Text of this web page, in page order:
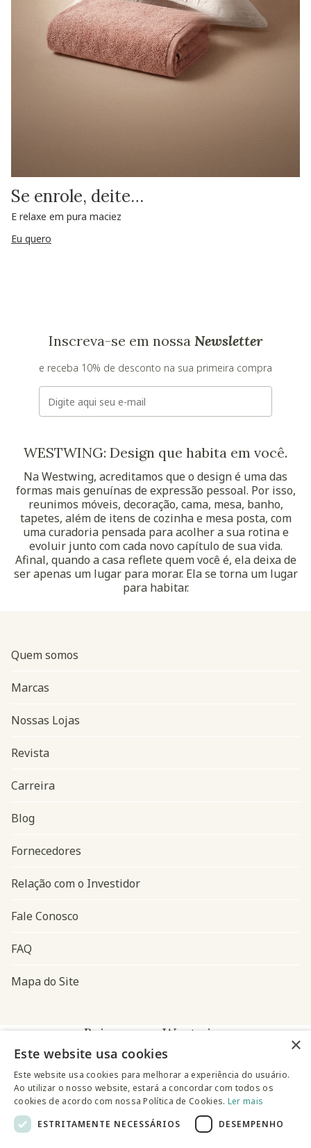
Se enrole, deite…
E relaxe em pura maciez
Eu quero
Inscreva-se em nossa Newsletter
e receba 10% de desconto na sua primeira compra
E-mail
WESTWING: Design que habita em você.
Na Westwing, acreditamos que o design é uma das
formas mais genuínas de expressão pessoal. Por isso,
reunimos móveis, decoração, cama, mesa, banho,
tapetes, além de itens de cozinha e mesa posta, com
uma curadoria pensada para acolher a sua rotina e
evoluir junto com cada novo capítulo de sua vida.
Afinal, quando a casa reflete quem você é, ela deixa de
ser apenas um lugar para morar. Ela se torna um lugar
para habitar.
Navegação do rodapé
Quem somos
Marcas
Nossas Lojas
Revista
Carreira
Blog
Fornecedores
Relação com o Investidor
Fale Conosco
FAQ
Mapa do Site
Baixe o app Westwing
×
Este website usa cookies
Este website usa cookies para melhorar a experiência do usuário.
Ao utilizar o nosso website, estará a concordar com todos os
cookies de acordo com nossa Política de Cookies. Ler mais
ESTRITAMENTE NECESSÁRIOS
DESEMPENHO